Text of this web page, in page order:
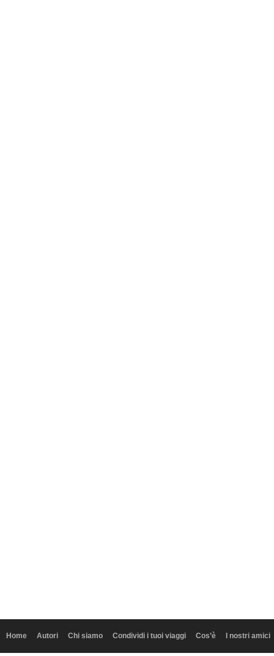
Home Autori Chi siamo Condividi i tuoi viaggi Cos’è I nostri amici